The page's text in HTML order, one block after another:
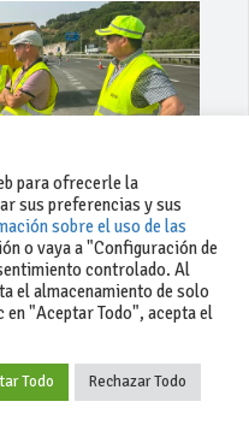
73 0 0
mejoras en la
para ofrecerle la
sus preferencias y sus
sobre el uso de las
o vaya a "Configuración de
controlado. Al
el almacenamiento de solo
"Aceptar Todo", acepta el
Todo Rechazar Todo